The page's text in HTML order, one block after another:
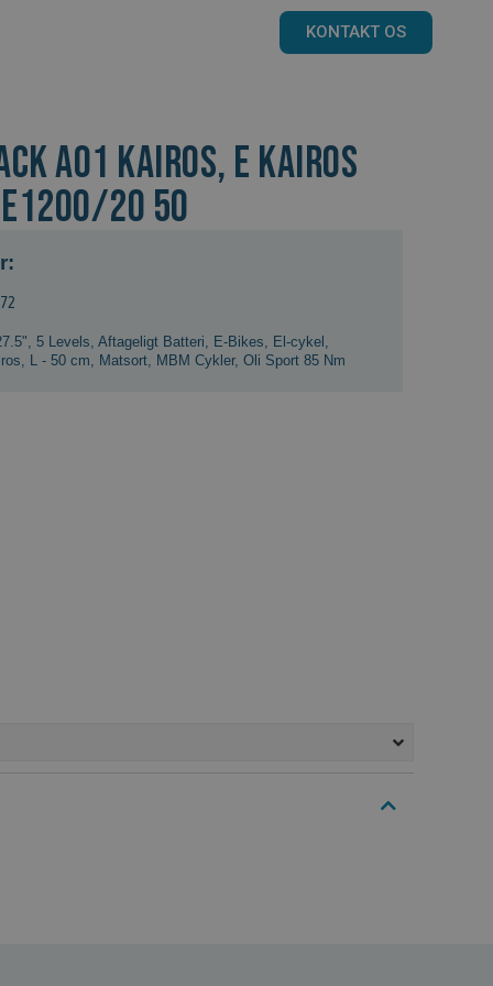
KONTAKT OS
A01 Kairos, E KAIROS
20 50
5 Levels Aftageligt Batteri E-Bikes El-cykel
L - 50 cm Matsort MBM Cykler, Oli Sport 85 Nm